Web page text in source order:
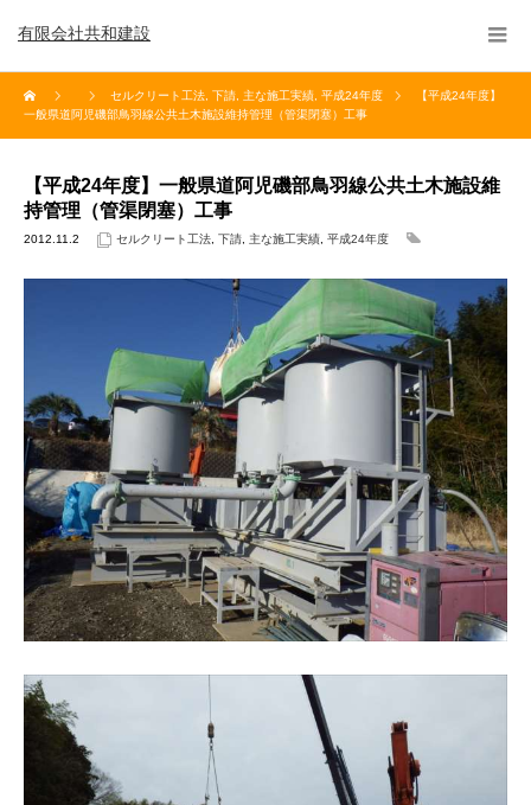
有限会社共和建設
セルクリート工法 下請 主な施工実績 平成24年度
【平成24年度】
一般県道阿児磯部鳥羽線公共土木施設維持管理（管渠閉塞）工事
【平成24年度】一般県道阿児磯部鳥羽線公共土木施設維
持管理（管渠閉塞）工事
2012.11.2 セルクリート工法 下請 主な施工実績 平成24年度